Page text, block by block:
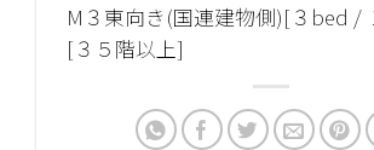
M３東向き(国連建物側)[３bed /
[３５階以上]